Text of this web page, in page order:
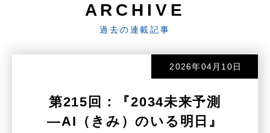
ARCHIVE
過去の連載記事
2026年04月10日
第215回：『2034未来予測
―AI（きみ）のいる明日』